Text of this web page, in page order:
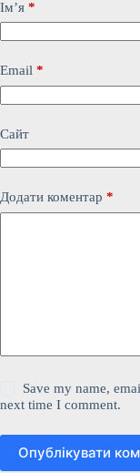
Ім’я *
Email *
Сайт
Додати коментар *
Save my name,
next time I comment.
Опублікувати